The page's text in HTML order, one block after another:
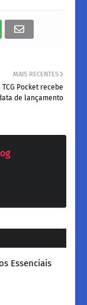
MAIS RECENTES
TCG Pocket recebe
de lançamento
Essenciais